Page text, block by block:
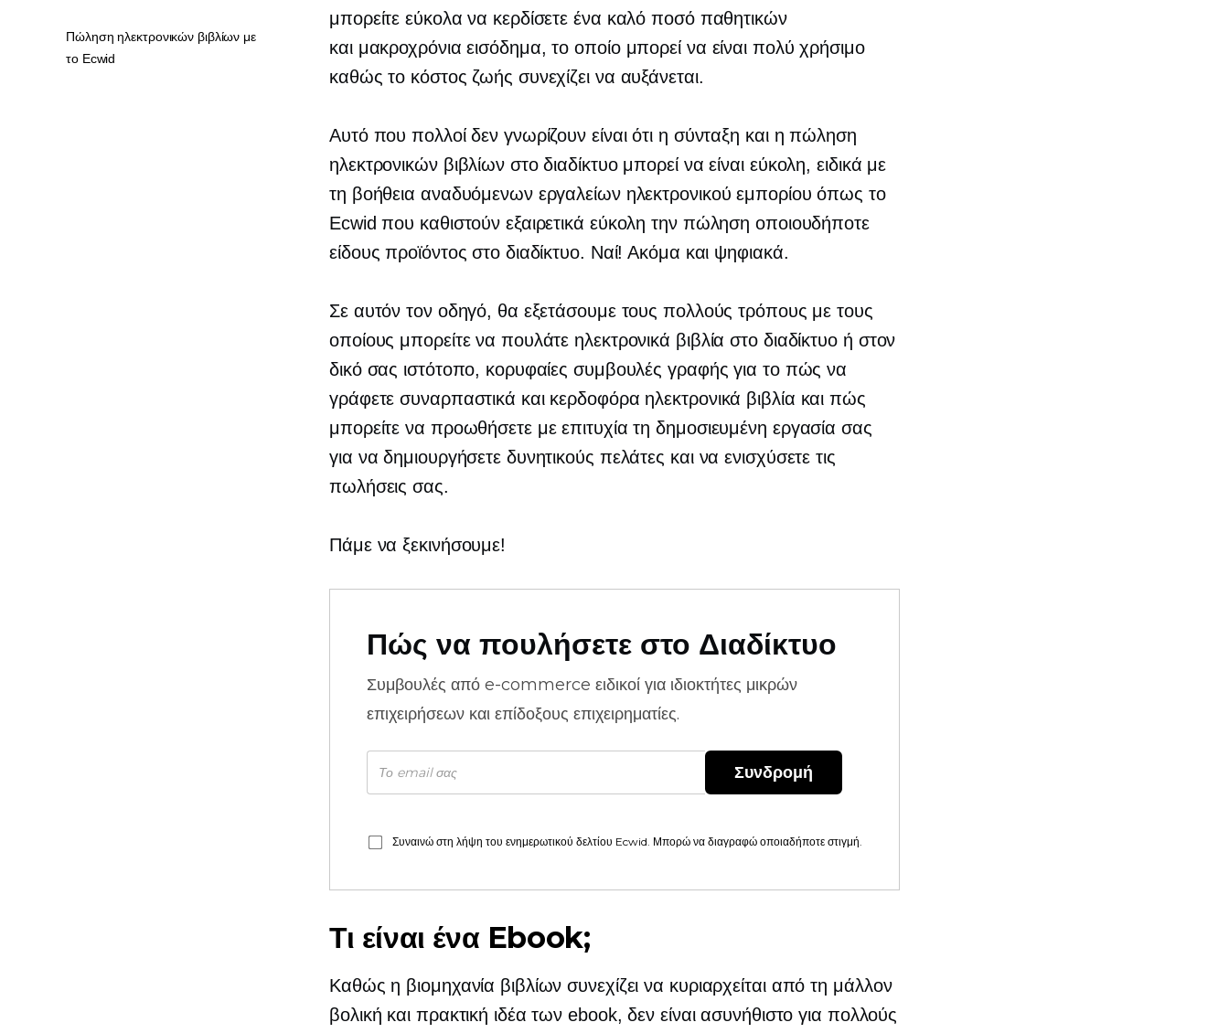
μπορείτε εύκολα να κερδίσετε ένα καλό ποσό παθητικών
και μακροχρόνια εισόδημα, το οποίο μπορεί να είναι πολύ χρήσιμο
καθώς το κόστος ζωής συνεχίζει να αυξάνεται.
Αυτό που πολλοί δεν γνωρίζουν είναι ότι η σύνταξη και η πώληση
ηλεκτρονικών βιβλίων στο διαδίκτυο μπορεί να είναι εύκολη, ειδικά με
τη βοήθεια αναδυόμενων εργαλείων ηλεκτρονικού εμπορίου όπως το
Ecwid που καθιστούν εξαιρετικά εύκολη την πώληση οποιουδήποτε
είδους προϊόντος στο διαδίκτυο. Ναί! Ακόμα και ψηφιακά.
Σε αυτόν τον οδηγό, θα εξετάσουμε τους πολλούς τρόπους με τους
οποίους μπορείτε να πουλάτε ηλεκτρονικά βιβλία στο διαδίκτυο ή στον
δικό σας ιστότοπο, κορυφαίες συμβουλές γραφής για το πώς να
γράφετε συναρπαστικά και κερδοφόρα ηλεκτρονικά βιβλία και πώς
μπορείτε να προωθήσετε με επιτυχία τη δημοσιευμένη εργασία σας
για να δημιουργήσετε δυνητικούς πελάτες και να ενισχύσετε τις
πωλήσεις σας.
Πάμε να ξεκινήσουμε!
Πώς να πουλήσετε στο Διαδίκτυο
Συμβουλές από e-commerce ειδικοί για ιδιοκτήτες μικρών
επιχειρήσεων και επίδοξους επιχειρηματίες.
Συνδρομή
Συναινώ στη λήψη του ενημερωτικού δελτίου Ecwid. Μπορώ να διαγραφώ οποιαδήποτε στιγμή.
Τι είναι ένα Ebook;
Καθώς η βιομηχανία βιβλίων συνεχίζει να κυριαρχείται από τη μάλλον
βολική και πρακτική ιδέα των ebook, δεν είναι ασυνήθιστο για πολλούς
Πώληση ηλεκτρονικών βιβλίων με
το Ecwid